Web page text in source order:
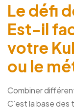
Le défi
Est-il
votre
ou le
Combiner
C’est la base des